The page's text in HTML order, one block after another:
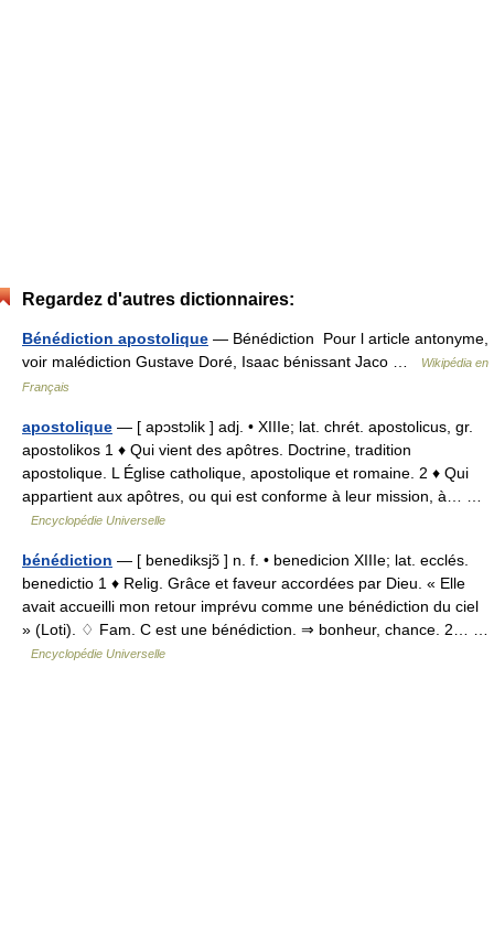
Regardez d'autres dictionnaires:
Bénédiction apostolique — Bénédiction Pour l article antonyme,
voir malédiction Gustave Doré, Isaac bénissant Jaco …
Wikipédia en
Français
apostolique — [ apɔstɔlik ] adj. • XIIIe; lat. chrét. apostolicus, gr.
apostolikos 1 ♦ Qui vient des apôtres. Doctrine, tradition
apostolique. L Église catholique, apostolique et romaine. 2 ♦ Qui
appartient aux apôtres, ou qui est conforme à leur mission, à… …
Encyclopédie Universelle
bénédiction — [ benediksjɔ̃ ] n. f. • benedicion XIIIe; lat. ecclés.
benedictio 1 ♦ Relig. Grâce et faveur accordées par Dieu. « Elle
avait accueilli mon retour imprévu comme une bénédiction du ciel
» (Loti). ♢ Fam. C est une bénédiction. ⇒ bonheur, chance. 2… …
Encyclopédie Universelle